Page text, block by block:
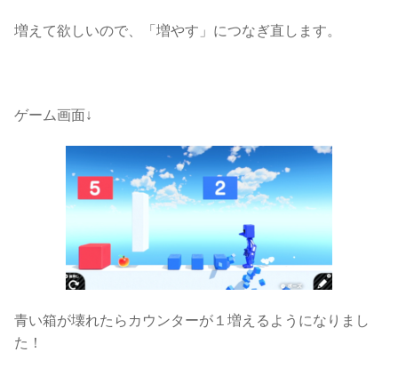
増えて欲しいので、「増やす」につなぎ直します。
ゲーム画面↓
青い箱が壊れたらカウンターが１増えるようになりまし
た！